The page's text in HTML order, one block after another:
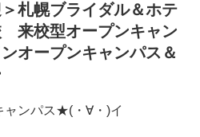
札幌ブライダル＆ホテ
来校型オープンキャン
オープンキャンパス＆
ンパス★(・∀・)イ